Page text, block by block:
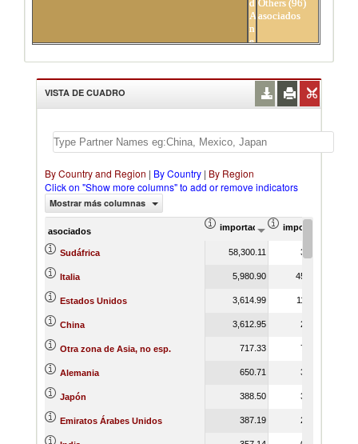
de
Asia,
no
esp.
Others (96)
asociados
VISTA DE CUADRO
By Country and Region | By Country | By Region
Click on "Show more columns" to add or remove indicators
Mostrar más columnas
asociados importación Valor del comercio
importación
Sudáfrica 58,300.11 3.88
Italia 5,980.90 45.97
Estados Unidos 3,614.99 11.47
China 3,612.95 2.34
Otra zona de Asia, no esp. 717.33 7.19
Alemania 650.71 3.47
Japón 388.50 3.19
Emiratos Árabes Unidos 387.19 2.26